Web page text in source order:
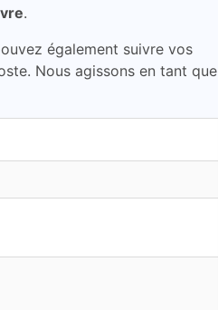
.
également suivre vos
Nous agissons en tant que